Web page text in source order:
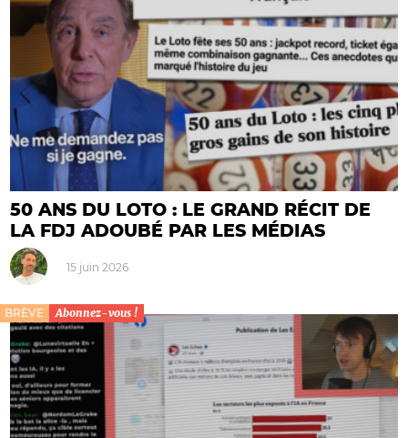
50 ANS DU LOTO : LE GRAND RÉCIT DE
LA FDJ ADOUBÉ PAR LES MÉDIAS
15 juin 2026
BRÈVE Abonnez-vous !